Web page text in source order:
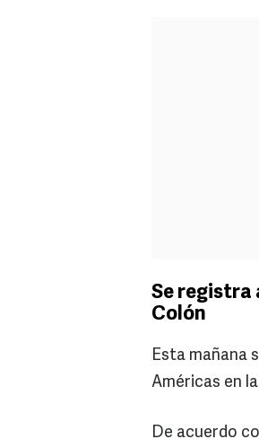
Se registra
Colón
Esta mañana
Américas en
De acuerdo